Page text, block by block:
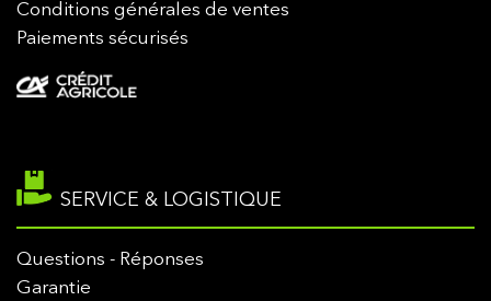
Conditions générales de ventes
Paiements sécurisés
SERVICE & LOGISTIQUE
Questions - Réponses
Garantie